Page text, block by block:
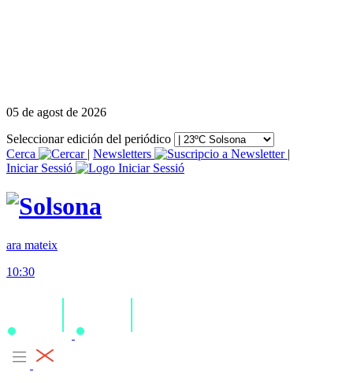
05 de agost de 2026
Seleccionar edición del periódico
Cerca
| Newsletters
|
Iniciar Sessió
ara mateix
10:30